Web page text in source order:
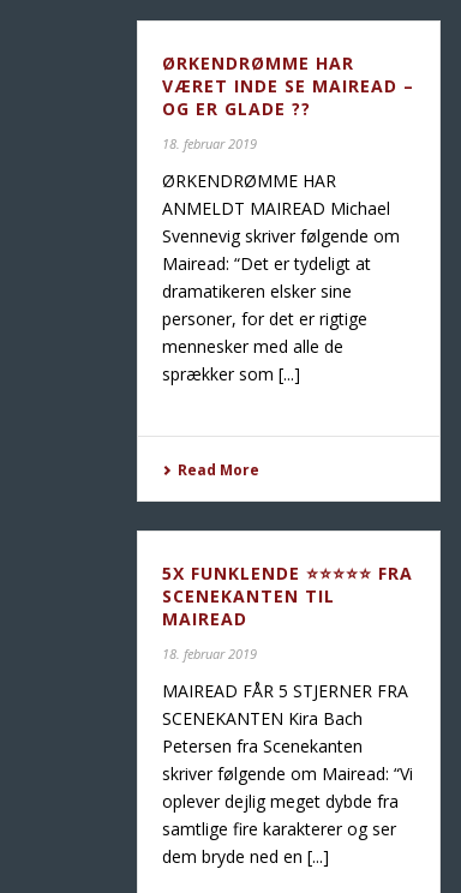
ØRKENDRØMME HAR
VÆRET INDE SE MAIREAD –
OG ER GLADE ??
18. februar 2019
ØRKENDRØMME HAR
ANMELDT MAIREAD Michael
Svennevig skriver følgende om
Mairead: “Det er tydeligt at
dramatikeren elsker sine
personer, for det er rigtige
mennesker med alle de
sprækker som [...]
Read More
5X FUNKLENDE ⭐⭐⭐⭐⭐ FRA
SCENEKANTEN TIL
MAIREAD
18. februar 2019
MAIREAD FÅR 5 STJERNER FRA
SCENEKANTEN Kira Bach
Petersen fra Scenekanten
skriver følgende om Mairead: “Vi
oplever dejlig meget dybde fra
samtlige fire karakterer og ser
dem bryde ned en [...]